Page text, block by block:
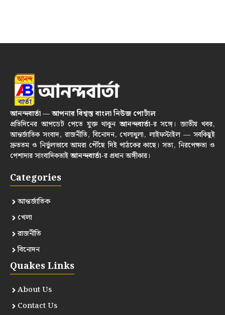
আনন্দবার্তা — আপনার বিশ্বস্ত বাংলা নিউজ পোর্টাল
প্রতিদিনের আপডেট পেতে যুক্ত থাকুনআনন্দবার্তা-র সঙ্গে। জাতীয় খবর,
আন্তর্জাতিক সংবাদ, রাজনীতি, বিনোদন, খেলাধুলা, লাইফস্টাইল — সবকিছুই
দ্রুততম ও নির্ভুলভাবে আমরা পৌঁছে দিই পাঠকের কাছে। সত্য, নিরপেক্ষতা ও
পেশাদার সাংবাদিকতাইআনন্দবার্তা-র প্রধান অঙ্গীকার।
Categories
আন্তর্জাতিক
খেলা
রাজনীতি
বিনোদন
Quakes Links
About Us
Contact Us